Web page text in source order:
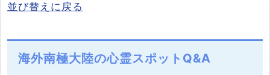
並び替えに戻る
海外南極大陸の心霊スポットQ&A